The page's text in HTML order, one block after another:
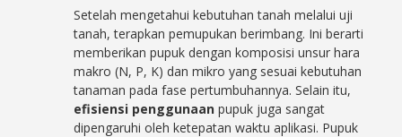
Setelah mengetahui kebutuhan tanah melalui uji
tanah, terapkan pemupukan berimbang. Ini berarti
memberikan pupuk dengan komposisi unsur hara
makro (N, P, K) dan mikro yang sesuai kebutuhan
tanaman pada fase pertumbuhannya. Selain itu,
efisiensi penggunaan pupuk juga sangat
dipengaruhi oleh ketepatan waktu aplikasi. Pupuk